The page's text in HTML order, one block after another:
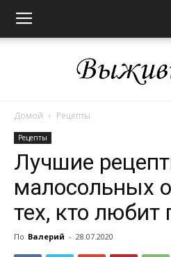
сам
Домой Рецепты
Рецепты
Лучшие
малосольных
тех, кто любит
По Валерий - 28.07.2020